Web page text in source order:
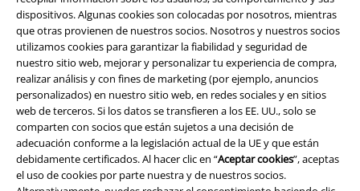
dispositivos. Algunas cookies son colocadas por nosotros, mientras
que otras provienen de nuestros socios. Nosotros y nuestros socios
utilizamos cookies para garantizar la fiabilidad y seguridad de
nuestro sitio web, mejorar y personalizar tu experiencia de compra,
realizar análisis y con fines de marketing (por ejemplo, anuncios
personalizados) en nuestro sitio web, en redes sociales y en sitios
web de terceros. Si los datos se transfieren a los EE. UU., solo se
comparten con socios que están sujetos a una decisión de
adecuación conforme a la legislación actual de la UE y que están
debidamente certificados. Al hacer clic en “Aceptar cookies”, aceptas
el uso de cookies por parte nuestra y de nuestros socios.
Legal
Términos y Condiciones
Aviso Legal